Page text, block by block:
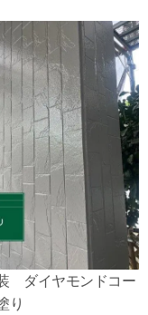
ダイヤモンドコー
り